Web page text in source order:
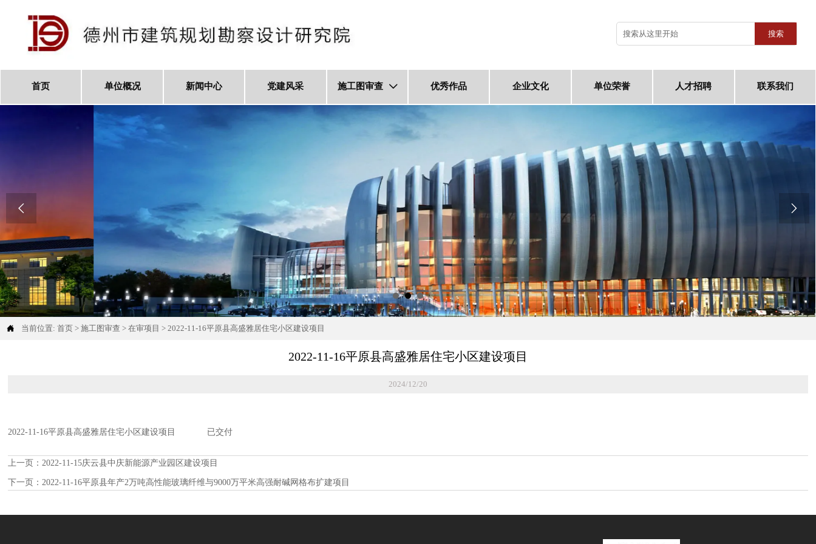
搜索
首页 单位概况 新闻中心 党建风采 施工图审查  优秀作品 企业文化 单位荣誉 人才招聘 联系我们
 
 当前位置: 首页 > 施工图审查 > 在审项目 > 2022-11-16平原县高盛雅居住宅小区建设项目
2022-11-16平原县高盛雅居住宅小区建设项目
2024/12/20
2022-11-16平原县高盛雅居住宅小区建设项目 已交付
上一页：2022-11-15庆云县中庆新能源产业园区建设项目
下一页： 2022-11-16平原县年产2万吨高性能玻璃纤维与9000万平米高强耐碱网格布扩建项目